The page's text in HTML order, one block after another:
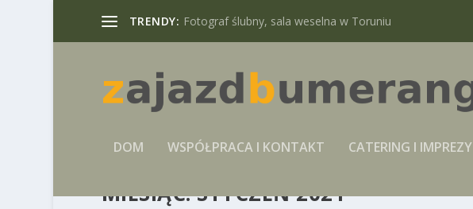
TRENDY: Fotograf ślubny, sala weselna w Toruniu
DOM WSPÓŁPRACA I KONTAKT CATERING I IMPREZY
MIESIĄC:STYCZEŃ 2021